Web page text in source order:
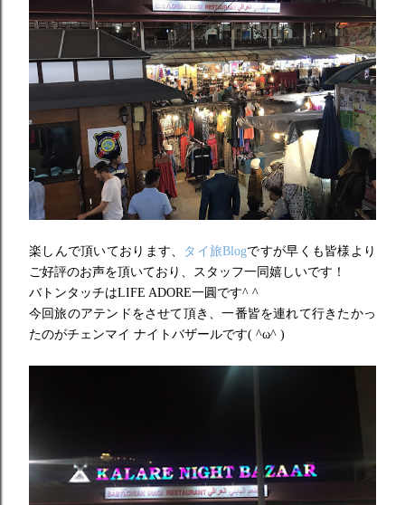
楽しんで頂いております、 タイ旅Blogですが早くも皆様より
ご好評のお声を頂いており、スタッフ一同嬉しいです！
バトンタッチはLIFE ADORE一圓です^ ^
今回旅のアテンドをさせて頂き、一番皆を連れて行きたかっ
たのがチェンマイ ナイトバザールです( ^ω^ )